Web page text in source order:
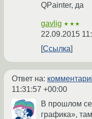
QPainter, да
gavlig ★★★
22.09.2015
Ссылка
Ответ на:
11:31:57 +00:00
В прошлом
графика»,